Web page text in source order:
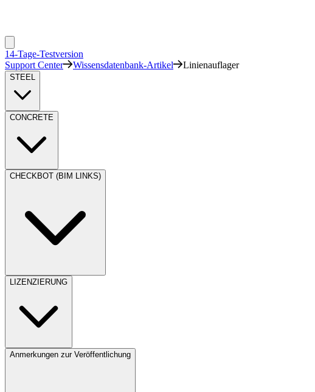
14-Tage-Testversion
Support Center
Wissensdatenbank-Artikel Linienauflager
STEEL
CONCRETE
CHECKBOT (BIM LINKS)
LIZENZIERUNG
Anmerkungen zur Veröffentlichung